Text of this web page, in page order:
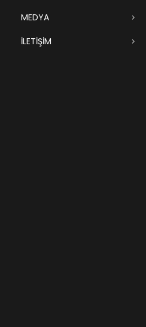
MEDYA
İLETİŞİM